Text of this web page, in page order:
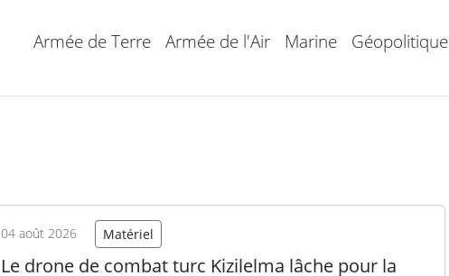
Armée de Terre Armée de l'Air Marine Géopolitique
04 août 2026 Matériel
Le drone de combat turc Kizilelma lâche pour la